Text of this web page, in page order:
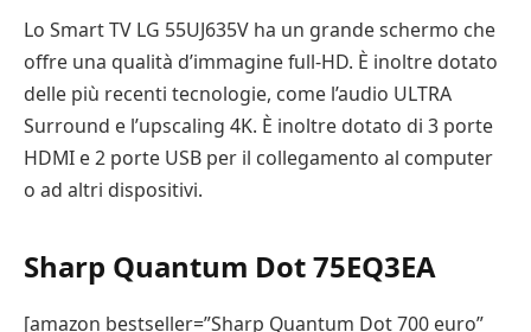
Lo Smart TV LG 55UJ635V ha un grande schermo che
offre una qualità d’immagine full-HD. È inoltre dotato
delle più recenti tecnologie, come l’audio ULTRA
Surround e l’upscaling 4K. È inoltre dotato di 3 porte
HDMI e 2 porte USB per il collegamento al computer
o ad altri dispositivi.
Sharp Quantum Dot 75EQ3EA
[amazon bestseller=”Sharp Quantum Dot 700 euro”